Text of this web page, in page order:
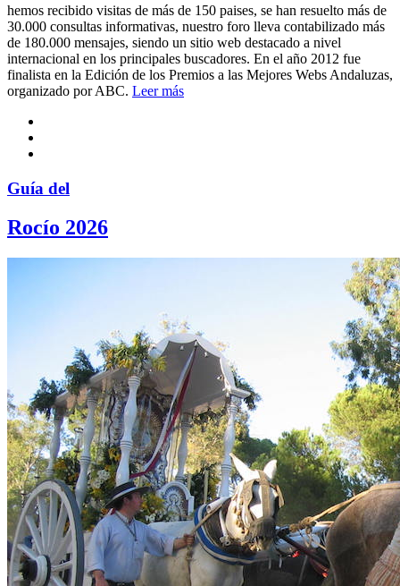
hemos recibido visitas de más de 150 paises, se han resuelto más de
30.000 consultas informativas, nuestro foro lleva contabilizado más
de 180.000 mensajes, siendo un sitio web destacado a nivel
internacional en los principales buscadores. En el año 2012 fue
finalista en la Edición de los Premios a las Mejores Webs Andaluzas,
organizado por ABC. Leer más
Guía del
Rocío 2026